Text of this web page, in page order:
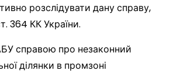
розслідувати дану справу,
364 КК України.
справою про незаконний
ділянки в промзоні